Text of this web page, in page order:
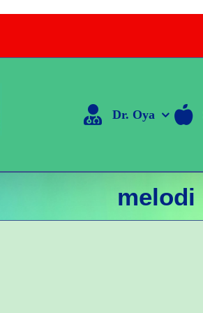
Dr. Oya
melodi